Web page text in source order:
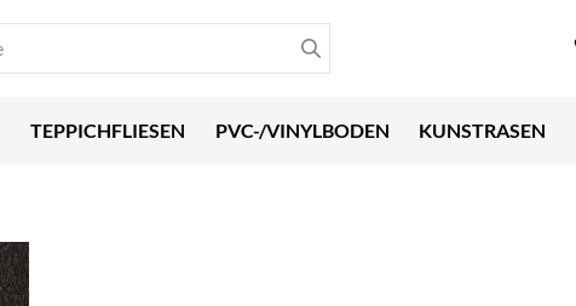
TEPPICHFLIESEN PVC-/VINYLBODEN KUNSTRASEN